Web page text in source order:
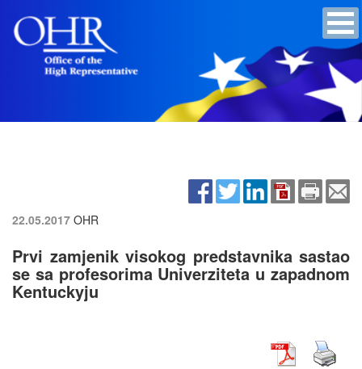
22.05.2017 OHR
Prvi zamjenik visokog predstavnika sastao
se sa profesorima Univerziteta u zapadnom
Kentuckyju